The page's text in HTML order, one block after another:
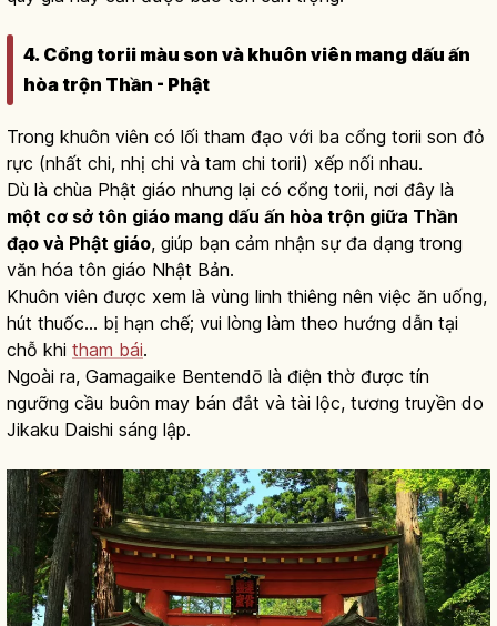
4. Cổng torii màu son và khuôn viên mang dấu ấn
hòa trộn Thần - Phật
Trong khuôn viên có lối tham đạo với ba cổng torii son đỏ
rực (nhất chi, nhị chi và tam chi torii) xếp nối nhau.
Dù là chùa Phật giáo nhưng lại có cổng torii, nơi đây là
một cơ sở tôn giáo mang dấu ấn hòa trộn giữa Thần
đạo và Phật giáo, giúp bạn cảm nhận sự đa dạng trong
văn hóa tôn giáo Nhật Bản.
Khuôn viên được xem là vùng linh thiêng nên việc ăn uống,
hút thuốc... bị hạn chế; vui lòng làm theo hướng dẫn tại
chỗ khi tham bái.
Ngoài ra, Gamagaike Bentendō là điện thờ được tín
ngưỡng cầu buôn may bán đắt và tài lộc, tương truyền do
Jikaku Daishi sáng lập.